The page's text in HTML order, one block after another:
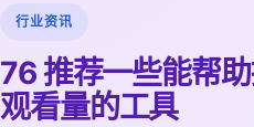
行业资讯
76 推荐一些能帮
观看量的工具